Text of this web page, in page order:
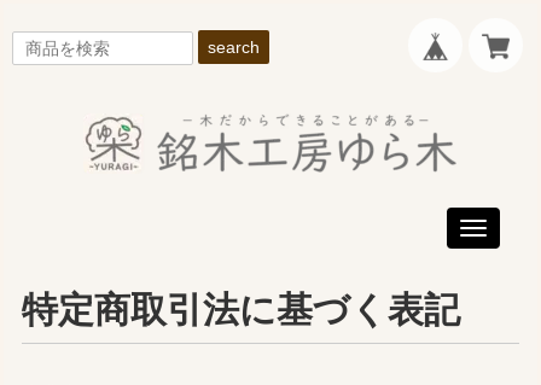
search
Toggle
特定商取引法に基づく表記